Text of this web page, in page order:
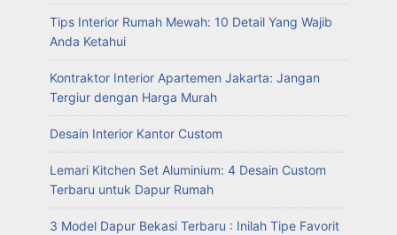
Tips Interior Rumah Mewah: 10 Detail Yang Wajib
Anda Ketahui
Kontraktor Interior Apartemen Jakarta: Jangan
Tergiur dengan Harga Murah
Desain Interior Kantor Custom
Lemari Kitchen Set Aluminium: 4 Desain Custom
Terbaru untuk Dapur Rumah
3 Model Dapur Bekasi Terbaru : Inilah Tipe Favorit